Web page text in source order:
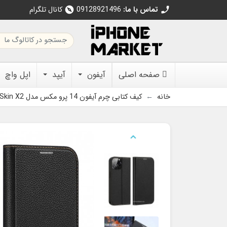
call تماس با ما: 09128921496
explore کانال تلگرام
صفحه اصلی آیفون آیپد اپل واچ
خانه کیف کتابی چرم آیفون 14 پرو مکس مدل Skin X2 برند Dux Ducis
